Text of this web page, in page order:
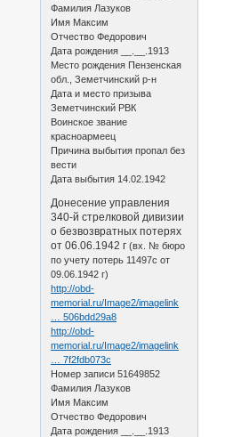
Фамилия Лазуков
Имя Максим
Отчество Федорович
Дата рождения __.__.1913
Место рождения Пензенская
обл., Земетчинский р-н
Дата и место призыва
Земетчинский РВК
Воинское звание
красноармеец
Причина выбытия пропал без
вести
Дата выбытия 14.02.1942
Донесение управления
340-й стрелковой дивизии
о безвозвратных потерях
от 06.06.1942 г (вх. № бюро
по учету потерь 11497с от
09.06.1942 г)
http://obd-
memorial.ru/Image2/imagelink
… 506bdd29a8
http://obd-
memorial.ru/Image2/imagelink
… 7f2fdb073c
Номер записи 51649852
Фамилия Лазуков
Имя Максим
Отчество Федорович
Дата рождения __.__.1913